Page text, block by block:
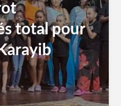
total pour